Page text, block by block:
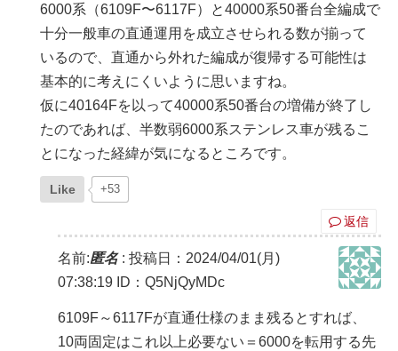
6000系（6109F〜6117F）と40000系50番台全編成で
十分一般車の直通運用を成立させられる数が揃って
いるので、直通から外れた編成が復帰する可能性は
基本的に考えにくいように思いますね。
仮に40164Fを以って40000系50番台の増備が終了し
たのであれば、半数弱6000系ステンレス車が残るこ
とになった経緯が気になるところです。
Like +53
返信
名前:匿名: 投稿日：2024/04/01(月)
07:38:19 ID：Q5NjQyMDc
6109F～6117Fが直通仕様のまま残るとすれば、
10両固定はこれ以上必要ない＝6000を転用する先